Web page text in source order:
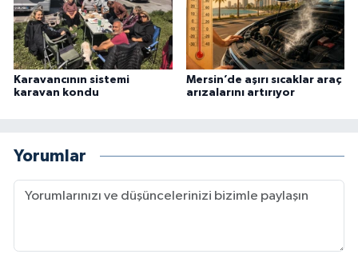
Karavancının sistemi
karavan kondu
Mersin’de aşırı sıcaklar araç
arızalarını artırıyor
Yorumlar